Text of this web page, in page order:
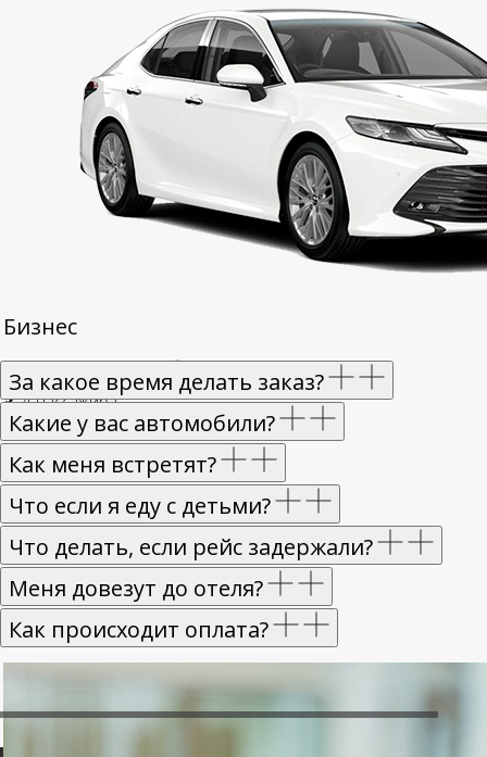
Бизнес
Toyota Camry и подобные
✔ 4 пассажира
✔ 4 багажа
За какое время делать заказ?
Какие у вас автомобили?
Как меня встретят?
Что если я еду с детьми?
Что делать, если рейс задержали?
Меня довезут до отеля?
Как происходит оплата?